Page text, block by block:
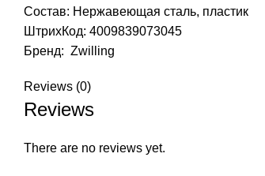
Состав: Нержавеющая сталь, пластик
ШтрихКод: 4009839073045
Бренд: Zwilling
Reviews (0)
Reviews
There are no reviews yet.